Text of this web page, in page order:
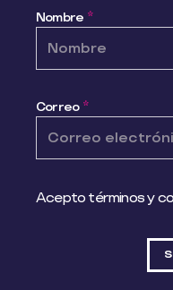
Nombre *
Correo *
Acepto términos y